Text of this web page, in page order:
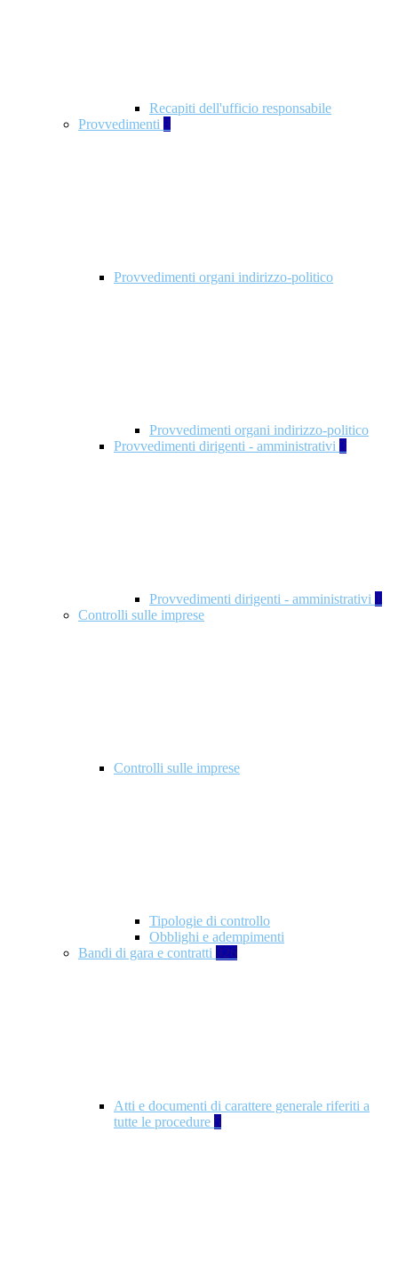
Recapiti dell'ufficio responsabile
Provvedimenti 3
Provvedimenti organi indirizzo-politico
Provvedimenti organi indirizzo-politico
Provvedimenti dirigenti - amministrativi 3
Provvedimenti dirigenti - amministrativi 1
Controlli sulle imprese
Controlli sulle imprese
Tipologie di controllo
Obblighi e adempimenti
Bandi di gara e contratti 326
Atti e documenti di carattere generale riferiti a
tutte le procedure 5